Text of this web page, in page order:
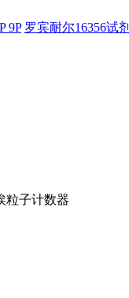
9P 罗宾耐尔16356试剂
粒子计数器